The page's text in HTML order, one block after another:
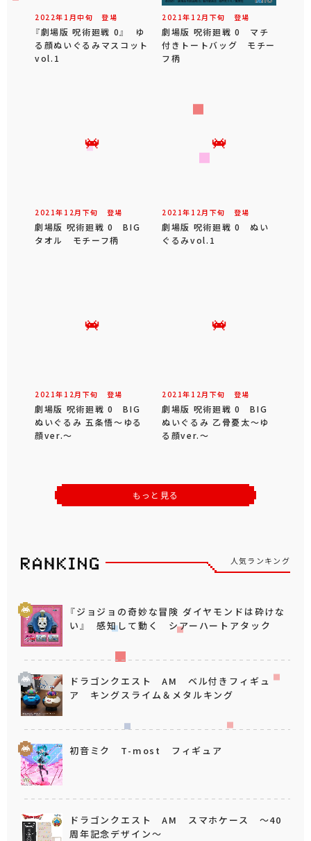
2022年 1 月中旬 登場
『劇場版 呪術廻戦 0』 ゆ
る顔ぬいぐるみマスコット
vol.1
2021年 12 月 下旬 登場
劇場版 呪術廻戦 0 マチ
付きトートバッグ モチー
フ柄
2021年 12 月 下旬 登場
劇場版 呪術廻戦 0 BIG
タオル モチーフ柄
2021年 12 月 下旬 登場
劇場版 呪術廻戦 0 ぬい
ぐるみvol.1
2021年 12 月 下旬 登場
劇場版 呪術廻戦 0 BIG
ぬいぐるみ 五条悟～ゆる
顔ver.～
2021年 12 月 下旬 登場
劇場版 呪術廻戦 0 BIG
ぬいぐるみ 乙骨憂太～ゆ
る顔ver.～
もっと見る
人気ランキング
『ジョジョの奇妙な冒険 ダイヤモンドは砕けな
い』 感知して動く シアーハートアタック
ドラゴンクエスト AM ベル付きフィギュ
ア キングスライム＆メタルキング
初音ミク T-most フィギュア
ドラゴンクエスト AM スマホケース ～40
周年記念デザイン～